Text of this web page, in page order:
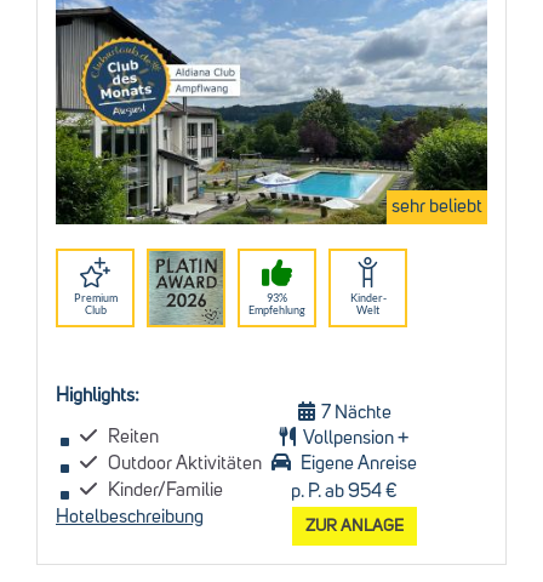
sehr beliebt
Premium
Club
93%
Empfehlung
Kinder-
Welt
Highlights:
Reiten
Outdoor Aktivitäten
Kinder/Familie
Hotelbeschreibung
7 Nächte
Vollpension +
Eigene Anreise
p. P. ab 954 €
ZUR ANLAGE